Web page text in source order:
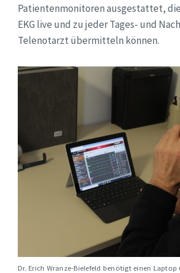
Patientenmonitoren ausgestattet,
EKG live und zu jeder Tages- und
Telenotarzt übermitteln können.
Dr. Erich Wranze-Bielefeld benötigt einen